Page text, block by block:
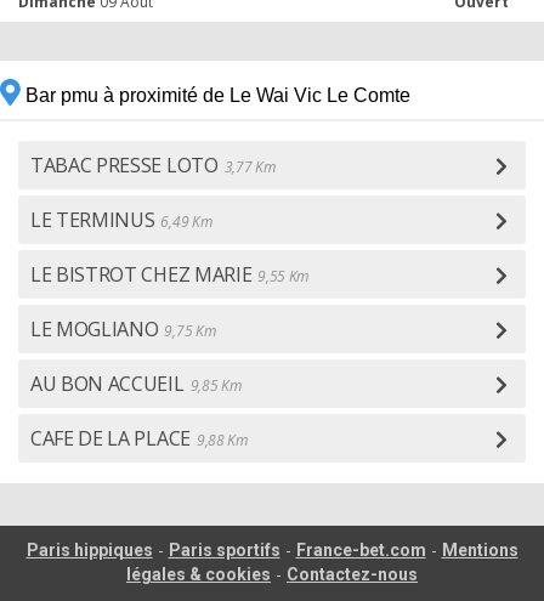
Bar pmu à proximité de Le Wai Vic Le Comte
TABAC PRESSE LOTO 3,77 Km
LE TERMINUS 6,49 Km
LE BISTROT CHEZ MARIE 9,55 Km
LE MOGLIANO 9,75 Km
AU BON ACCUEIL 9,85 Km
CAFE DE LA PLACE 9,88 Km
Paris hippiques - Paris sportifs - France-bet.com - Mentions
légales & cookies - Contactez-nous